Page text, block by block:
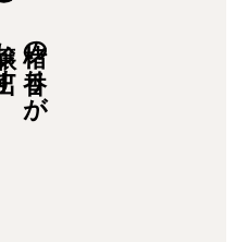
楮の香りが
、